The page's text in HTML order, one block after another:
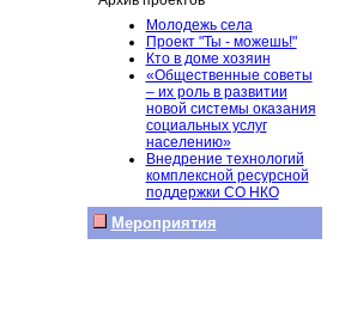
Молодежь села
Проект "Ты - можешь!"
Кто в доме хозяин
«Общественные советы
– их роль в развитии
новой системы оказания
социальных услуг
населению»
Внедрение технологий
комплексной ресурсной
поддержки СО НКО
Мероприятия